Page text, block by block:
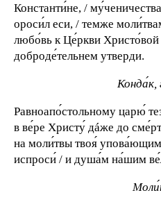
Константи́не, /
ороси́л еси, / темже
любо́вь к Це́ркви Христо́вой
доброде́тельнем утверди.
Конда́к,
Равноапо́стольному царю́
в ве́ре Христу́ дáже до
на моли́твы твоя́
испроси́ / и душа́м на́шим